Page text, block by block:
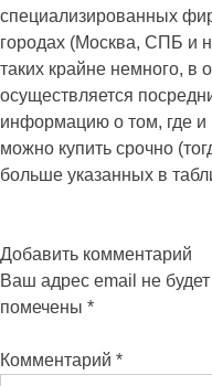
специализированных
городах (Москва, СПБ и
таких крайне немного, в
осуществляется
информацию о том, где и
можно купить срочно
больше указанных в
Добавить комментарий
Ваш адрес email не
помечены *
Комментарий *